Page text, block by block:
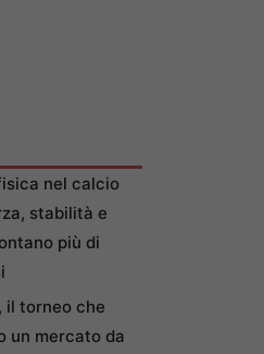
nel calcio
stabilità e
più di
il torneo che
un mercato da